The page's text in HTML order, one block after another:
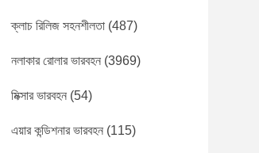
ক্লাচ রিলিজ সহনশীলতা (487)
নলাকার রোলার ভারবহন (3969)
মিক্সার ভারবহন (54)
এয়ার কন্ডিশনার ভারবহন (115)